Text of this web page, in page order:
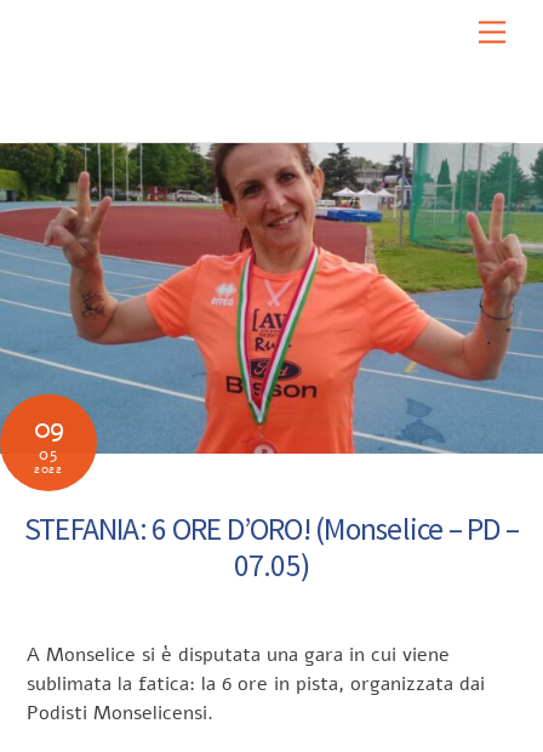
09
05
2022
STEFANIA: 6 ORE D’ORO! (Monselice – PD –
07.05)
A Monselice si è disputata una gara in cui viene
sublimata la fatica: la 6 ore in pista, organizzata dai
Podisti Monselicensi.